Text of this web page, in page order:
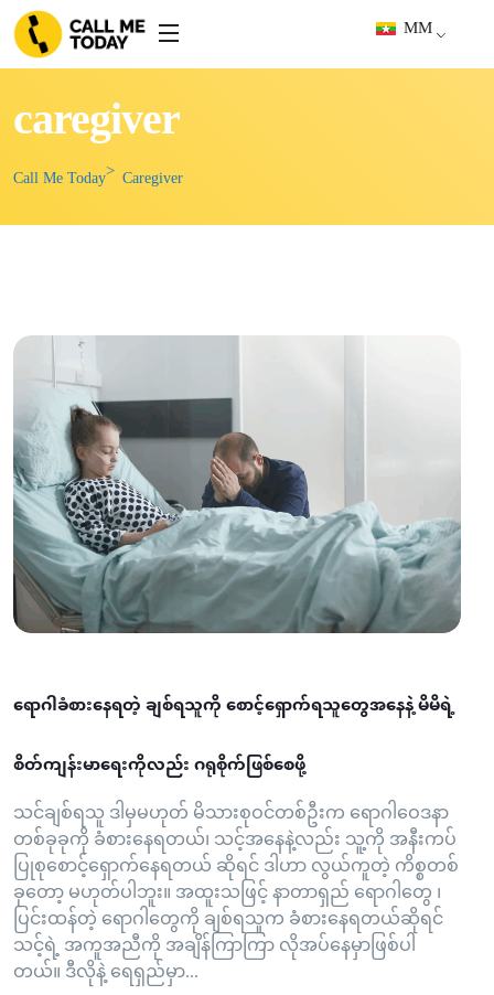
MM
caregiver
Call Me Today Caregiver
ရောဂါခံစားနေရတဲ့ ချစ်ရသူကို စောင့်ရှောက်ရသူတွေအနေနဲ့ မိမိရဲ့
စိတ်ကျန်းမာရေးကိုလည်း ဂရုစိုက်ဖြစ်စေဖို့
သင်ချစ်ရသူ ဒါမှမဟုတ် မိသားစုဝင်တစ်ဦးက ရောဂါဝေဒနာ
တစ်ခုခုကို ခံစားနေရတယ်၊ သင့်အနေနဲ့လည်း သူ့ကို အနီးကပ်
ပြုစုစောင့်ရှောက်နေရတယ် ဆိုရင် ဒါဟာ လွယ်ကူတဲ့ ကိစ္စတစ်
ခုတော့ မဟုတ်ပါဘူး။ အထူးသဖြင့် နာတာရှည် ရောဂါတွေ ၊
ပြင်းထန်တဲ့ ရောဂါတွေကို ချစ်ရသူက ခံစားနေရတယ်ဆိုရင်
သင့်ရဲ့ အကူအညီကို အချိန်ကြာကြာ လိုအပ်နေမှာဖြစ်ပါ
တယ်။ ဒီလိုနဲ့ ရေရှည်မှာ...